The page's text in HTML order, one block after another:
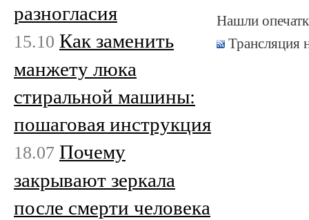
Нашли
Трансляция
разногласия
15.10 Как заменить
манжету люка
стиральной машины:
пошаговая инструкция
18.07 Почему
закрывают зеркала
после смерти человека